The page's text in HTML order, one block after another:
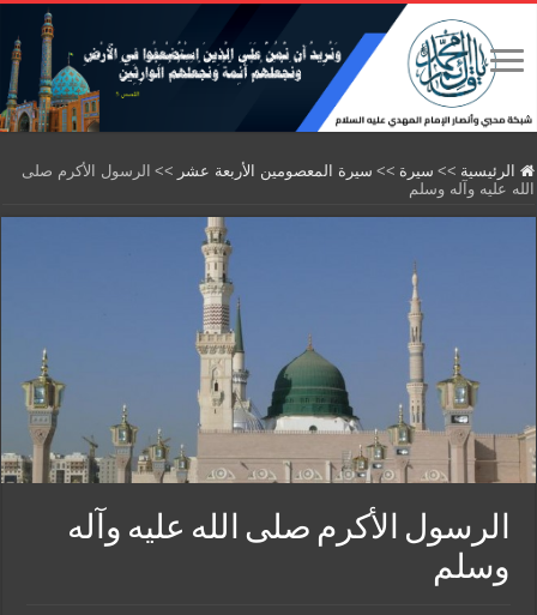
الرئيسية >> سيرة >> سيرة المعصومين الأربعة عشر >> الرسول الأكرم صلى
الله عليه وآله وسلم
الرسول الأكرم صلى الله عليه وآله
وسلم